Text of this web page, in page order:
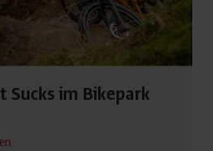
Sucks im Bikepark